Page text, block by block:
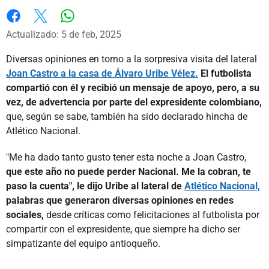
Facebook
X
Actualizado: 5 de feb, 2025
Diversas opiniones en torno a la sorpresiva visita del lateral
Joan Castro a la casa de Álvaro Uribe Vélez. El futbolista
compartió con él y recibió un mensaje de apoyo, pero, a su
vez, de advertencia por parte del expresidente colombiano,
que, según se sabe, también ha sido declarado hincha de
Atlético Nacional.
"Me ha dado tanto gusto tener esta noche a Joan Castro,
que este año no puede perder Nacional. Me la cobran, te
paso la cuenta", le dijo Uribe al lateral de Atlético Nacional,
palabras que generaron diversas opiniones en redes
sociales, desde críticas como felicitaciones al futbolista por
compartir con el expresidente, que siempre ha dicho ser
simpatizante del equipo antioqueño.